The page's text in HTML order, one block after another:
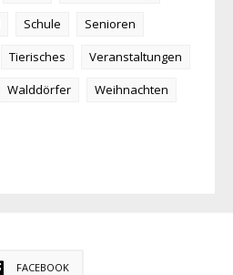
Schule
Senioren
Tierisches
Veranstaltungen
Walddörfer
Weihnachten
FACEBOOK